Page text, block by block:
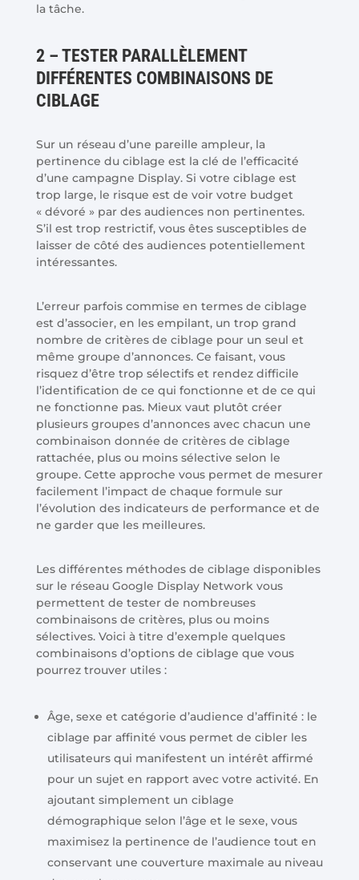
la tâche.
2 – TESTER PARALLÈLEMENT
DIFFÉRENTES COMBINAISONS DE
CIBLAGE
Sur un réseau d’une pareille ampleur, la
pertinence du ciblage est la clé de l’efficacité
d’une campagne Display. Si votre ciblage est
trop large, le risque est de voir votre budget
« dévoré » par des audiences non pertinentes.
S’il est trop restrictif, vous êtes susceptibles de
laisser de côté des audiences potentiellement
intéressantes.
L’erreur parfois commise en termes de ciblage
est d’associer, en les empilant, un trop grand
nombre de critères de ciblage pour un seul et
même groupe d’annonces. Ce faisant, vous
risquez d’être trop sélectifs et rendez difficile
l’identification de ce qui fonctionne et de ce qui
ne fonctionne pas. Mieux vaut plutôt créer
plusieurs groupes d’annonces avec chacun une
combinaison donnée de critères de ciblage
rattachée, plus ou moins sélective selon le
groupe. Cette approche vous permet de mesurer
facilement l’impact de chaque formule sur
l’évolution des indicateurs de performance et de
ne garder que les meilleures.
Les différentes méthodes de ciblage disponibles
sur le réseau Google Display Network vous
permettent de tester de nombreuses
combinaisons de critères, plus ou moins
sélectives. Voici à titre d’exemple quelques
combinaisons d’options de ciblage que vous
pourrez trouver utiles :
Âge, sexe et catégorie d’audience d’affinité : le
ciblage par affinité vous permet de cibler les
utilisateurs qui manifestent un intérêt affirmé
pour un sujet en rapport avec votre activité. En
ajoutant simplement un ciblage
démographique selon l’âge et le sexe, vous
maximisez la pertinence de l’audience tout en
conservant une couverture maximale au niveau